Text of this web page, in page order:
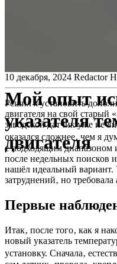
Мой опыт
указателя
двигателя
10 декабря, 2024 Redactor
Решил я установить
двигателя на свой старый
заводской датчик уже не
оказался сложнее‚ чем я
с подходящим диапазоном
после недельных поисков
нашёл идеальный вариант.
затруднений‚ но требовала
Первые
Итак‚ после того‚ как я
новый указатель
установку. Сначала‚